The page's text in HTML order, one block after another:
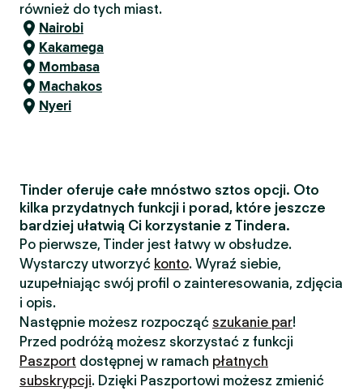
również do tych miast.
Nairobi
Kakamega
Mombasa
Machakos
Nyeri
Tinder oferuje całe mnóstwo sztos opcji. Oto
kilka przydatnych funkcji i porad, które jeszcze
bardziej ułatwią Ci korzystanie z Tindera.
Po pierwsze, Tinder jest łatwy w obsłudze.
Wystarczy utworzyć konto. Wyraź siebie,
uzupełniając swój profil o zainteresowania, zdjęcia
i opis.
Następnie możesz rozpocząć szukanie par!
Przed podróżą możesz skorzystać z funkcji
Paszport dostępnej w ramach płatnych
subskrypcji. Dzięki Paszportowi możesz zmienić